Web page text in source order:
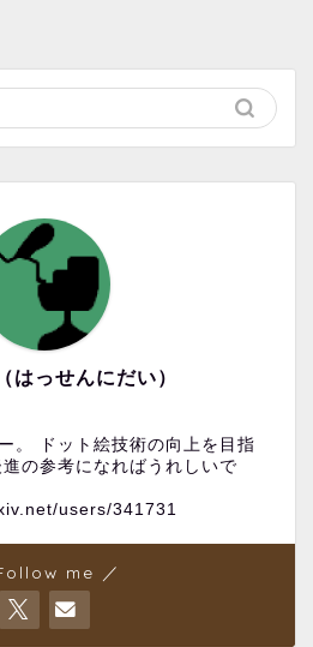
はっせんにだい）
。 ドット絵技術の向上を目指
の参考になればうれしいで
users/341731
me ／